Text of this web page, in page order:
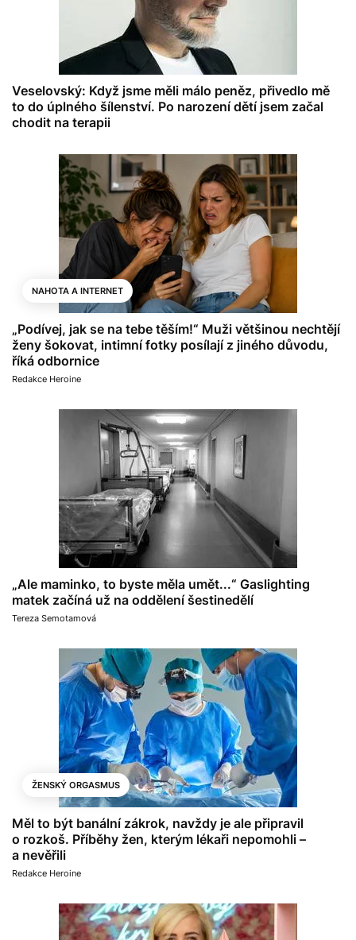
Veselovský: Když jsme měli málo peněz, přivedlo mě
to do úplného šílenství. Po narození dětí jsem začal
chodit na terapii
NAHOTA A INTERNET
„Podívej, jak se na tebe těším!“ Muži většinou nechtějí
ženy šokovat, intimní fotky posílají z jiného důvodu,
říká odbornice
Redakce Heroine
„Ale maminko, to byste měla umět...“ Gaslighting
matek začíná už na oddělení šestinedělí
Tereza Semotamová
ŽENSKÝ ORGASMUS
Měl to být banální zákrok, navždy je ale připravil
o rozkoš. Příběhy žen, kterým lékaři nepomohli –
a nevěřili
Redakce Heroine